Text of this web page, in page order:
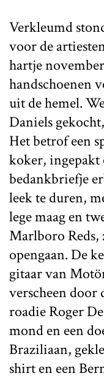
Verkleumd
voor de
hartje
handschoenen
uit de hemel.
Daniels
Het betrof een
koker, ingepakt
bedankbriefje
leek te duren,
lege maag en
Marlboro Reds,
opengaan. De
gitaar van
verscheen
roadie Roger
mond en een
Braziliaan,
shirt en een